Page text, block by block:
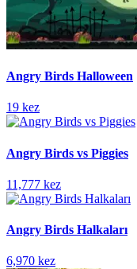
Angry Birds Halloween
19 kez
Angry Birds vs Piggies
11,777 kez
Angry Birds Halkaları
6,970 kez